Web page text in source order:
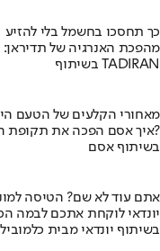
כך תחסכו בחשמל בלי להזיע
מהפכת האנרגיה של
בשיתוף TADIRAN
מאחורי הקלעים של הטעם
איך אסם הפכה את תקופת הצנע והמחסור הקשה של שנות ה-40 למותג לאומי?
בשיתוף אסם
אתם עוד לא שם? הטיסה
יונדאי לוקחת אתכם לבמה
בשיתוף יונדאי מבית כלמוביל